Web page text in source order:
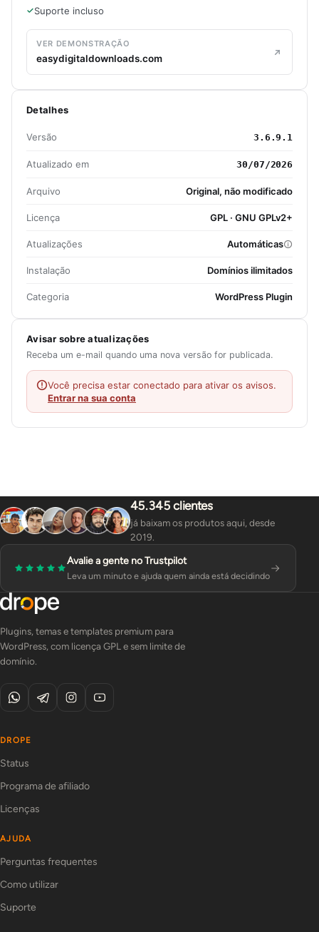
Suporte incluso
VER DEMONSTRAÇÃO
easydigitaldownloads.com
Detalhes
Versão 3.6.9.1
Atualizado em 30/07/2026
Arquivo Original, não modificado
Licença GPL · GNU GPLv2+
Atualizações Automáticas
Instalação Domínios ilimitados
Categoria WordPress Plugin
Avisar sobre atualizações
Receba um e-mail quando uma nova versão for publicada.
Você precisa estar conectado para ativar os avisos.
Entrar na sua conta
45.345 clientes
já baixam os produtos aqui, desde
2019.
Avalie a gente no Trustpilot
Leva um minuto e ajuda quem ainda está decidindo
Plugins, temas e templates premium para
WordPress, com licença GPL e sem limite de
domínio.
DROPE
Status
Programa de afiliado
Licenças
AJUDA
Perguntas frequentes
Como utilizar
Suporte